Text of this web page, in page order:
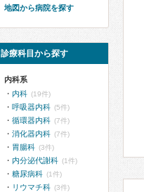
地図から病院を探す
診療科目から探す
内科系
内科 (19件)
呼吸器内科 (5件)
循環器内科 (7件)
消化器内科 (7件)
胃腸科 (3件)
内分泌代謝科 (1件)
糖尿病科 (1件)
リウマチ科 (3件)